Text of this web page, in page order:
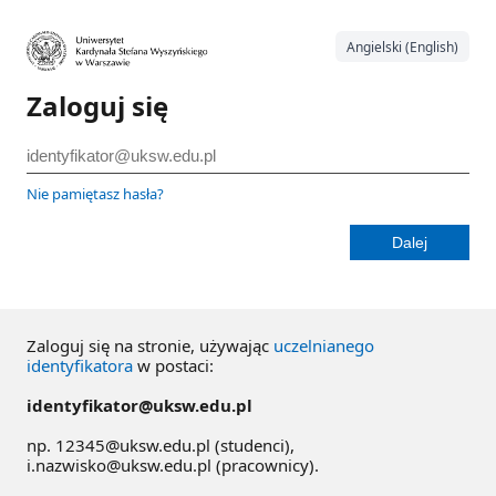
Angielski (English)
Zaloguj się
Nie pamiętasz hasła?
Zaloguj się na stronie, używając uczelnianego
identyfikatora w postaci:
identyfikator@uksw.edu.pl
np. 12345@uksw.edu.pl (studenci),
i.nazwisko@uksw.edu.pl (pracownicy).